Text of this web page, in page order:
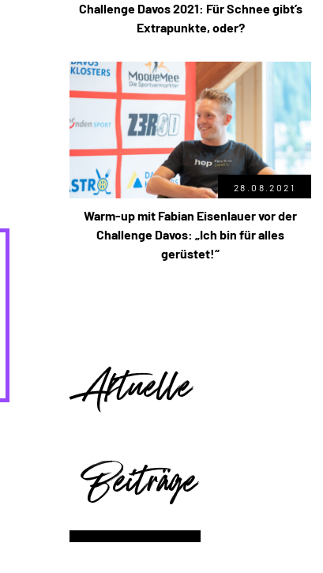
Challenge Davos 2021: Für Schnee gibt’s
Extrapunkte, oder?
28.08.2021
Warm-up mit Fabian Eisenlauer vor der
Challenge Davos: „Ich bin für alles
gerüstet!“
Aktuelle
Beiträge